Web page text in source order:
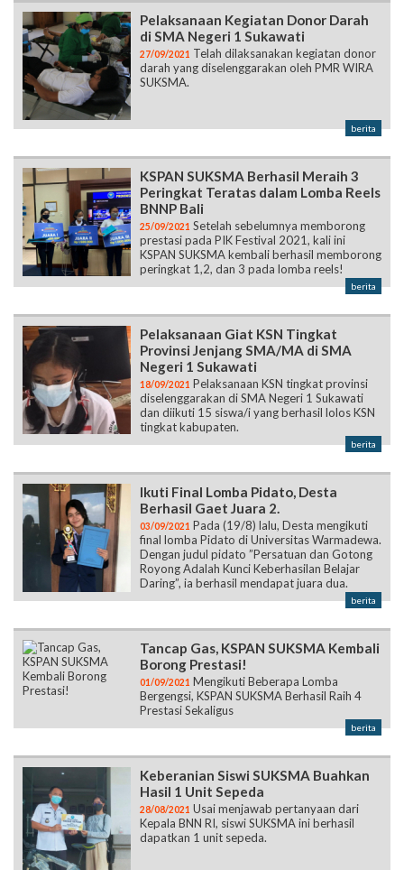
Pelaksanaan Kegiatan Donor Darah
di SMA Negeri 1 Sukawati
27/09/2021 Telah dilaksanakan kegiatan donor
darah yang diselenggarakan oleh PMR WIRA
SUKSMA.
berita
KSPAN SUKSMA Berhasil Meraih 3
Peringkat Teratas dalam Lomba Reels
BNNP Bali
25/09/2021 Setelah sebelumnya memborong
prestasi pada PIK Festival 2021, kali ini
KSPAN SUKSMA kembali berhasil memborong
peringkat 1,2, dan 3 pada lomba reels!
berita
Pelaksanaan Giat KSN Tingkat
Provinsi Jenjang SMA/MA di SMA
Negeri 1 Sukawati
18/09/2021 Pelaksanaan KSN tingkat provinsi
diselenggarakan di SMA Negeri 1 Sukawati
dan diikuti 15 siswa/i yang berhasil lolos KSN
tingkat kabupaten.
berita
Ikuti Final Lomba Pidato, Desta
Berhasil Gaet Juara 2.
03/09/2021 Pada (19/8) lalu, Desta mengikuti
final lomba Pidato di Universitas Warmadewa.
Dengan judul pidato ”Persatuan dan Gotong
Royong Adalah Kunci Keberhasilan Belajar
Daring”, ia berhasil mendapat juara dua.
berita
Tancap Gas, KSPAN SUKSMA Kembali
Borong Prestasi!
01/09/2021 Mengikuti Beberapa Lomba
Bergengsi, KSPAN SUKSMA Berhasil Raih 4
Prestasi Sekaligus
berita
Keberanian Siswi SUKSMA Buahkan
Hasil 1 Unit Sepeda
28/08/2021 Usai menjawab pertanyaan dari
Kepala BNN RI, siswi SUKSMA ini berhasil
dapatkan 1 unit sepeda.